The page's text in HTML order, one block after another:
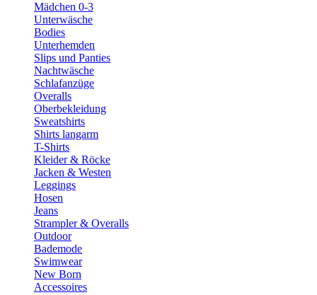
Mädchen 0-3
Unterwäsche
Bodies
Unterhemden
Slips und Panties
Nachtwäsche
Schlafanzüge
Overalls
Oberbekleidung
Sweatshirts
Shirts langarm
T-Shirts
Kleider & Röcke
Jacken & Westen
Leggings
Hosen
Jeans
Strampler & Overalls
Outdoor
Bademode
Swimwear
New Born
Accessoires